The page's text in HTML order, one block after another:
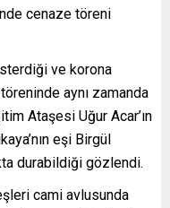
cenaze töreni
ve korona
aynı zamanda
Ataşesi Uğur Acar’ın
eşi Birgül
durabildiği gözlendi.
cami avlusunda